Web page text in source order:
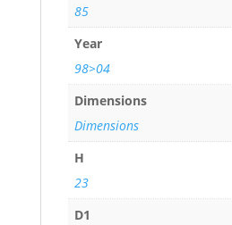
85
Year
98>04
Dimensions
Dimensions
H
23
D1